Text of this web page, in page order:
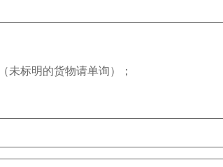
未标明的货物请单询）；